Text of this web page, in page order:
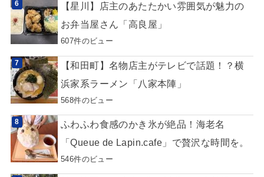
【星川】店主のあたたかい雰囲気が魅力の
お弁当屋さん「高良屋」
607件のビュー
【和田町】名物店主がテレビで話題！？横
浜家系ラーメン「八家本陣」
568件のビュー
ふわふわ食感のかき氷が絶品！海老名
「Queue de Lapin.cafe」で贅沢な時間を。
546件のビュー